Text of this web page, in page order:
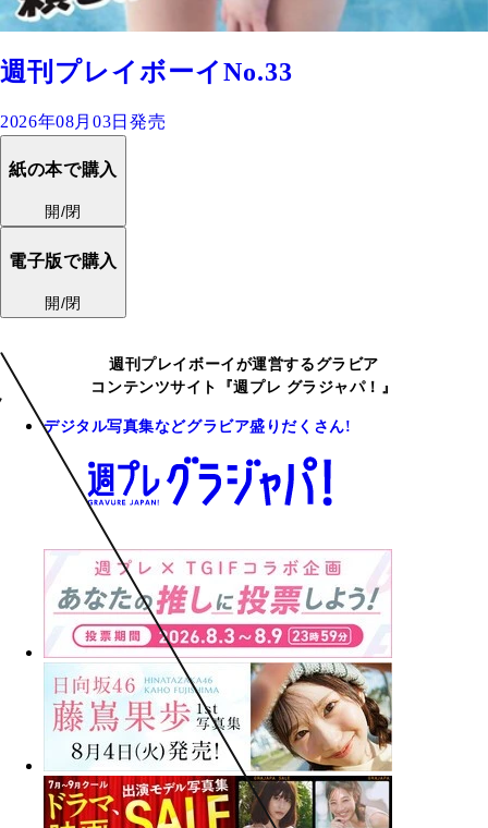
週刊プレイボーイNo.33
2026年08月03日発売
紙の本で購入
開/閉
電子版で購入
開/閉
週刊プレイボーイが運営するグラビア
コンテンツサイト『週プレ グラジャパ！』
デジタル写真集などグラビア盛りだくさん!